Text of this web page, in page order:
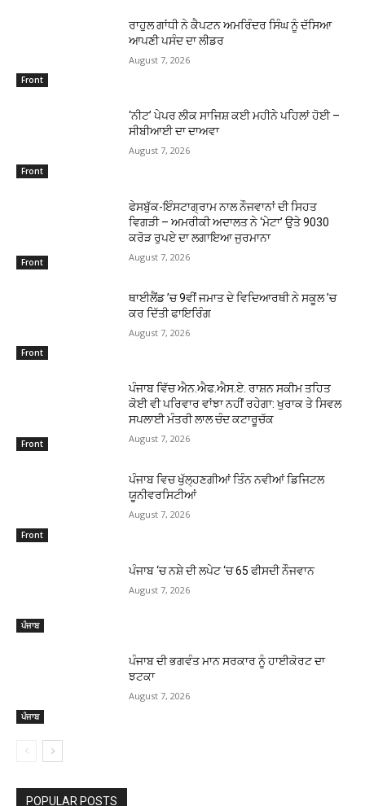
Front
ਰਾਹੁਲ ਗਾਂਧੀ ਨੇ ਕੈਪਟਨ ਅਮਰਿੰਦਰ ਸਿੰਘ ਨੂੰ ਦੱਸਿਆ
ਆਪਣੀ ਪਸੰਦ ਦਾ ਲੀਡਰ
August 7, 2026
Front
‘ਨੀਟ’ ਪੇਪਰ ਲੀਕ ਸਾਜਿਸ਼ ਕਈ ਮਹੀਨੇ ਪਹਿਲਾਂ ਹੋਈ –
ਸੀਬੀਆਈ ਦਾ ਦਾਅਵਾ
August 7, 2026
Front
ਫੇਸਬੁੱਕ-ਇੰਸਟਾਗ੍ਰਾਮ ਨਾਲ ਨੌਜਵਾਨਾਂ ਦੀ ਸਿਹਤ
ਵਿਗੜੀ – ਅਮਰੀਕੀ ਅਦਾਲਤ ਨੇ ‘ਮੇਟਾ’ ਉਤੇ 9030
ਕਰੋੜ ਰੁਪਏ ਦਾ ਲਗਾਇਆ ਜੁਰਮਾਨਾ
August 7, 2026
Front
ਥਾਈਲੈਂਡ ’ਚ 9ਵੀਂ ਜਮਾਤ ਦੇ ਵਿਦਿਆਰਥੀ ਨੇ ਸਕੂਲ ’ਚ
ਕਰ ਦਿੱਤੀ ਫਾਇਰਿੰਗ
August 7, 2026
Front
ਪੰਜਾਬ ਵਿੱਚ ਐਨ.ਐਫ.ਐਸ.ਏ. ਰਾਸ਼ਨ ਸਕੀਮ ਤਹਿਤ
ਕੋਈ ਵੀ ਪਰਿਵਾਰ ਵਾਂਝਾ ਨਹੀਂ ਰਹੇਗਾ: ਖੁਰਾਕ ਤੇ ਸਿਵਲ
ਸਪਲਾਈ ਮੰਤਰੀ ਲਾਲ ਚੰਦ ਕਟਾਰੂਚੱਕ
August 7, 2026
Front
ਪੰਜਾਬ ਵਿਚ ਖੁੱਲ੍ਹਣਗੀਆਂ ਤਿੰਨ ਨਵੀਆਂ ਡਿਜਿਟਲ
ਯੂਨੀਵਰਸਿਟੀਆਂ
August 7, 2026
ਪੰਜਾਬ
ਪੰਜਾਬ ‘ਚ ਨਸ਼ੇ ਦੀ ਲਪੇਟ ‘ਚ 65 ਫੀਸਦੀ ਨੌਜਵਾਨ
August 7, 2026
ਪੰਜਾਬ
ਪੰਜਾਬ ਦੀ ਭਗਵੰਤ ਮਾਨ ਸਰਕਾਰ ਨੂੰ ਹਾਈਕੋਰਟ ਦਾ
ਝਟਕਾ
August 7, 2026
POPULAR POSTS